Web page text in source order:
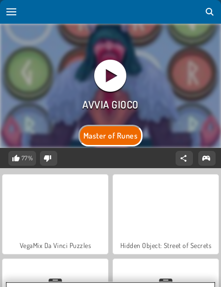
Master of Runes
77%
VegaMix Da Vinci Puzzles Hidden Object: Street of Secrets